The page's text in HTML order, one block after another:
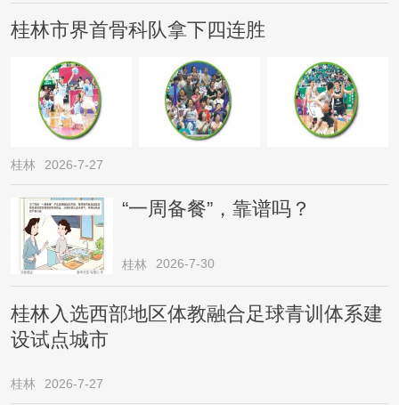
桂林市界首骨科队拿下四连胜
桂林 2026-7-27
“一周备餐”，靠谱吗？
桂林 2026-7-30
桂林入选西部地区体教融合足球青训体系建
设试点城市
桂林 2026-7-27